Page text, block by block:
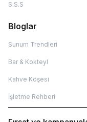
S.S.S
Bloglar
Sunum Trendleri
Bar & Kokteyl
Kahve Köşesi
İşletme Rehberi